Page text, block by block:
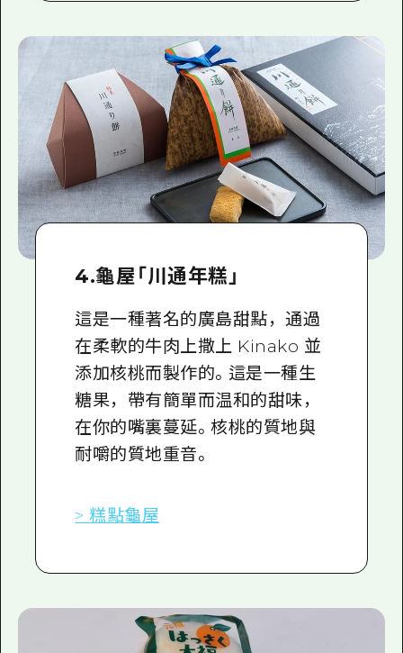
4.龜屋「川通年糕」
這是一種著名的廣島甜點，通過
在柔軟的牛肉上撒上 Kinako 並
添加核桃而製作的。這是一種生
糖果，帶有簡單而温和的甜味，
在你的嘴裏蔓延。核桃的質地與
耐嚼的質地重音。
> 糕點龜屋